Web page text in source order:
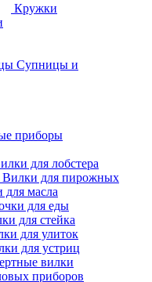
Кружки
Супницы и
приборы
для лобстера
Вилки для пирожных
масла
для еды
для стейка
для улиток
для устриц
вилки